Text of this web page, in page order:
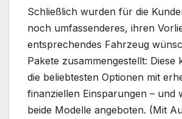
Schließlich wurden für die
noch umfassenderes, ihren
entsprechendes Fahrzeug
Pakete zusammengestellt: Diese
die beliebtesten Optionen mit
finanziellen Einsparungen – und
beide Modelle angeboten. (Mit